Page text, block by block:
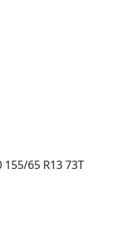
65 R13 73T